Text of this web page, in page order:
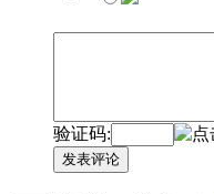
验证码:
发表评论